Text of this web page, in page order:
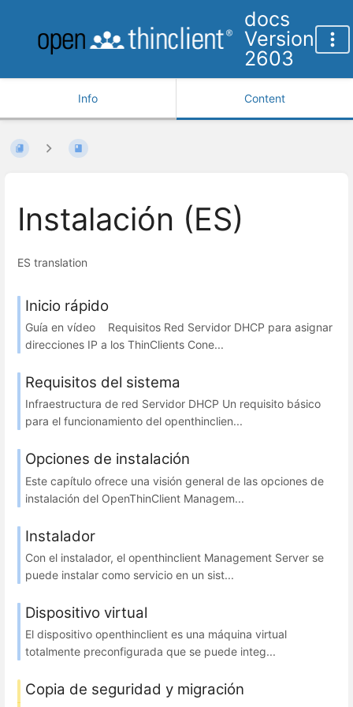
docs
Version
2603
Info Content
Instalación (ES)
ES translation
Inicio rápido
Guía en vídeo Requisitos Red Servidor DHCP para asignar
direcciones IP a los ThinClients Cone...
Requisitos del sistema
Infraestructura de red Servidor DHCP Un requisito básico
para el funcionamiento del openthinclien...
Opciones de instalación
Este capítulo ofrece una visión general de las opciones de
instalación del OpenThinClient Managem...
Instalador
Con el instalador, el openthinclient Management Server se
puede instalar como servicio en un sist...
Dispositivo virtual
El dispositivo openthinclient es una máquina virtual
totalmente preconfigurada que se puede integ...
Copia de seguridad y migración